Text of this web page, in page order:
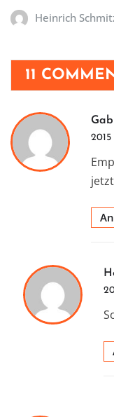
Heinrich
11
2015